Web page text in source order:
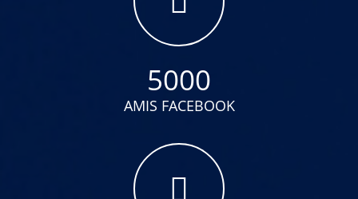
5000
AMIS FACEBOOK